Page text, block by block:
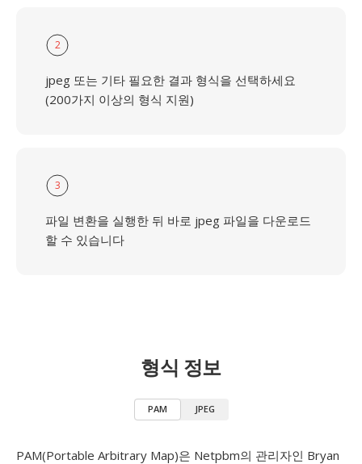
2
jpeg 또는 기타 필요한 결과 형식을 선택하세요
(200가지 이상의 형식 지원)
3
파일 변환을 실행한 뒤 바로 jpeg 파일을 다운로드
할 수 있습니다
형식 정보
PAM JPEG
PAM(Portable Arbitrary Map)은 Netpbm의 관리자인 Bryan